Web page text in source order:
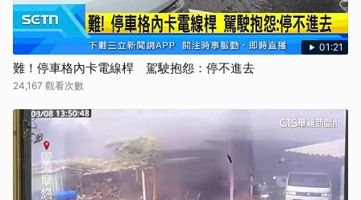
01:21
難！停車格內卡電線桿 駕駛抱怨：停不進去
24,167 觀看次數